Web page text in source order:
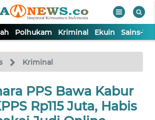
Polhukam Kriminal Ekuin Sains-
Kriminal
PPS Bawa Kabur
Rp115 Juta, Habis